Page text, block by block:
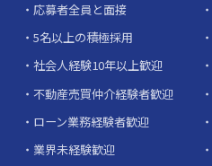
応募者全員と面接
5名以上の積極採用
社会人経験10年以上歓迎
不動産売買仲介経験者歓迎
ローン業務経験者歓迎
業界未経験歓迎